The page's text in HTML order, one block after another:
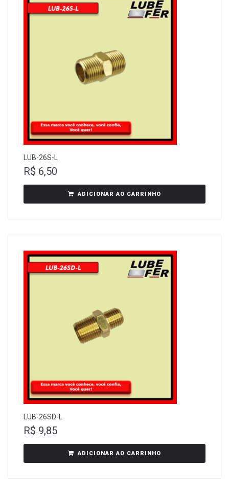
LUB-26S-L
R$ 6,50
ADICIONAR AO CARRINHO
LUB-26SD-L
R$ 9,85
ADICIONAR AO CARRINHO